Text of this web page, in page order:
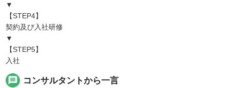
▼
【STEP4】
契約及び入社研修
▼
【STEP5】
入社
message コンサルタントから一言